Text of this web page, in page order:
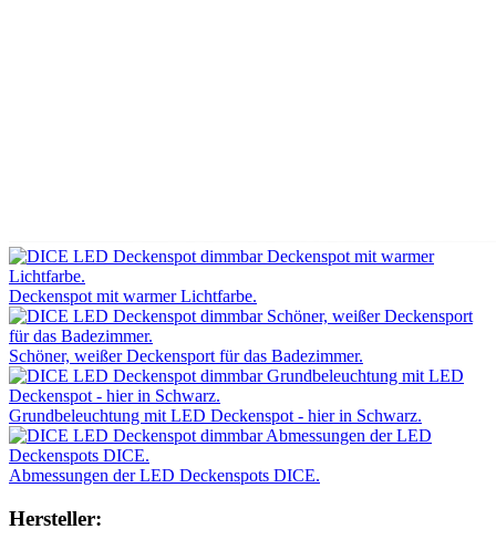
Deckenspot mit warmer Lichtfarbe.
Schöner, weißer Deckensport für das Badezimmer.
Grundbeleuchtung mit LED Deckenspot - hier in Schwarz.
Abmessungen der LED Deckenspots DICE.
Hersteller: